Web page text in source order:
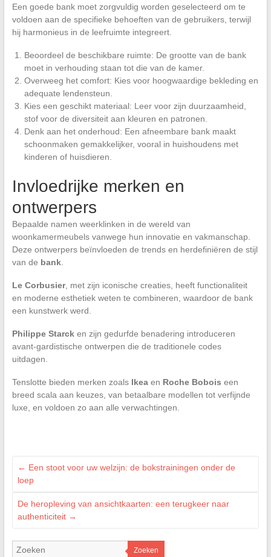
Een goede bank moet zorgvuldig worden geselecteerd om te
voldoen aan de specifieke behoeften van de gebruikers, terwijl
hij harmonieus in de leefruimte integreert.
Beoordeel de beschikbare ruimte: De grootte van de bank
moet in verhouding staan tot die van de kamer.
Overweeg het comfort: Kies voor hoogwaardige bekleding en
adequate lendensteun.
Kies een geschikt materiaal: Leer voor zijn duurzaamheid,
stof voor de diversiteit aan kleuren en patronen.
Denk aan het onderhoud: Een afneembare bank maakt
schoonmaken gemakkelijker, vooral in huishoudens met
kinderen of huisdieren.
Invloedrijke merken en
ontwerpers
Bepaalde namen weerklinken in de wereld van
woonkamermeubels vanwege hun innovatie en vakmanschap.
Deze ontwerpers beïnvloeden de trends en herdefiniëren de stijl
van de bank.
Le Corbusier, met zijn iconische creaties, heeft functionaliteit
en moderne esthetiek weten te combineren, waardoor de bank
een kunstwerk werd.
Philippe Starcken zijn gedurfde benadering introduceren
avant-gardistische ontwerpen die de traditionele codes
uitdagen.
Tenslotte bieden merken zoals Ikeaen Roche Bobois een
breed scala aan keuzes, van betaalbare modellen tot verfijnde
luxe, en voldoen zo aan alle verwachtingen.
← Een stoot voor uw welzijn: de bokstrainingen onder de
loep
De heropleving van ansichtkaarten: een terugkeer naar
authenticiteit →
Zoeken